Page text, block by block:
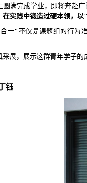
圆满完成学业，即将奔赴广
在实践中锻造过硬本领，以
一"不仅是课题组的行为
采展，展示这群青年学子的
钰